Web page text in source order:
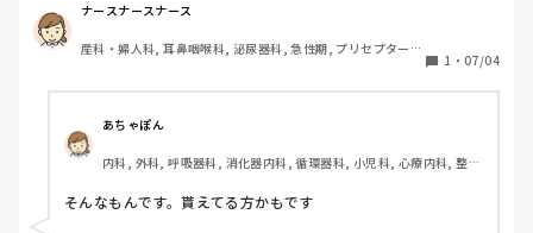
ナースナースナース
産科・婦人科, 耳鼻咽喉科, 泌尿器科, 急性期, プリセプター,
1 ・ 07/04
あちゃぽん
内科, 外科, 呼吸器科, 消化器内科, 循環器科, 小児科, 心療内科, 整形
合診療科, 救急科, 超急性期, ICU, CCU, HCU, その他の科, ママナー
ス, 外来, 神経内科, 脳神経外科, NICU, 消化器外科, 一般病院, 慢性
そんなもんです。貰えてる方かもです